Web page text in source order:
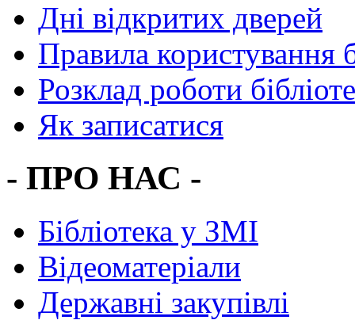
Дні відкритих дверей
Правила користування
Розклад роботи
Як записатися
- ПРО НАС -
Бібліотека у ЗМІ
Відеоматеріали
Державні закупівлі